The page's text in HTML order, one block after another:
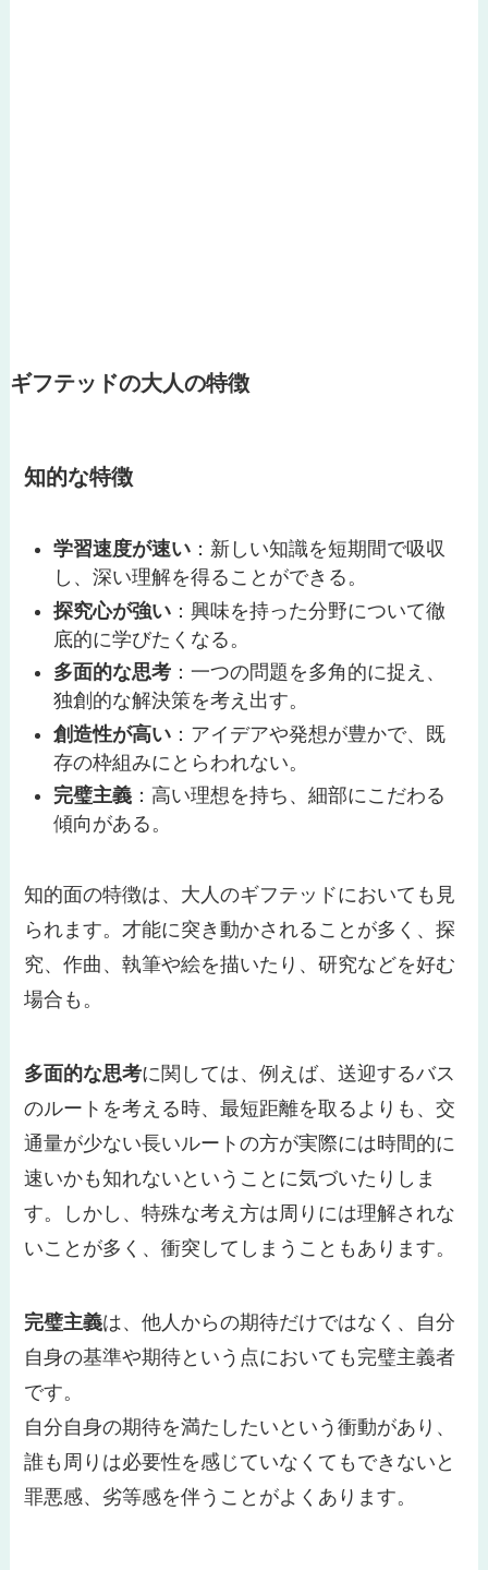
ギフテッドの大人の特徴
知的な特徴
学習速度が速い ：新しい知識を短期間で吸収
し、深い理解を得ることができる。
探究心が強い ：興味を持った分野について徹
底的に学びたくなる。
多面的な思考 ：一つの問題を多角的に捉え、
独創的な解決策を考え出す。
創造性が高い ：アイデアや発想が豊かで、既
存の枠組みにとらわれない。
完璧主義 ：高い理想を持ち、細部にこだわる
傾向がある。
知的面の特徴は、大人のギフテッドにおいても見
られます。才能に突き動かされることが多く、探
究、作曲、執筆や絵を描いたり、研究などを好む
場合も。
多面的な思考に関しては、例えば、送迎するバス
のルートを考える時、最短距離を取るよりも、交
通量が少ない長いルートの方が実際には時間的に
速いかも知れないということに気づいたりしま
す。しかし、特殊な考え方は周りには理解されな
いことが多く、衝突してしまうこともあります。
完璧主義は、他人からの期待だけではなく、自分
自身の基準や期待という点においても完璧主義者
です。
自分自身の期待を満たしたいという衝動があり、
誰も周りは必要性を感じていなくてもできないと
罪悪感、劣等感を伴うことがよくあります。